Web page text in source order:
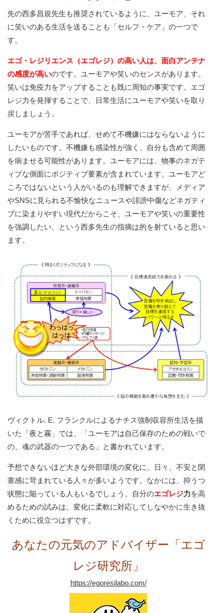
先の西多昌規先生も推奨されているように、ユーモア、それ
に笑いのある生活を送ることも「セルフ・ケア」の一つで
す。
エゴ・レジリエンス（エゴレジ）の高い人は、面白アンテナ
の感度が高いのです。ユーモアや笑いのセンスがあります。
笑いは免疫力をアップすることも既に周知の事実です。エゴ
レジ力を発揮することで、日常生活にユーモアや笑いを取り
戻しましょう。
ユーモアが苦手であれば、せめて不機嫌にはならないように
したいものです。不機嫌も感染性が強く、自分も含めて周囲
を病ませる可能性があります。ユーモアには、物事のネガテ
ィブな側面にポジティブ要素が含まれています。ユーモアど
ころではないという人がいるのも理解できますが、メディア
やSNSに見られる不愉快なニュースや誹謗中傷などネガティ
ブに染まりやすい現代だからこそ、ユーモアや笑いの重要性
を強調したい、という西多先生の指摘は的を射ていると思い
ます。
ヴィクトル. E. フランクルによるナチス強制収容所生活を描
いた「夜と霧」では、「ユーモアは自己保存のための戦いで
の、魂の武器の一つである」と書かれています。
予想できないほど大きな外部環境の変化に、日々、不安と閉
塞感に苛まれている人々が多いようです。なかには、抑うつ
状態に陥っている人もいるでしょう。自分のエゴレジ力を高
めるための試みは、変化に柔軟に対応してしなやかに生き抜
くために役立つはずです。
あなたの元気のアドバイザー「エゴ
レジ研究所」
https://egoresilabo.com/